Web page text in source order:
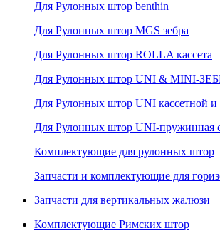
Для Рулонных штор benthin
Для Рулонных штор MGS зебра
Для Рулонных штор ROLLA кассета
Для Рулонных штор UNI & MINI-
Для Рулонных штор UNI кассетной
Для Рулонных штор UNI-пружинная
Комплектующие для рулонных штор
Запчасти и комплектующие для
Запчасти для вертикальных жалюзи
Комплектующие Римских штор